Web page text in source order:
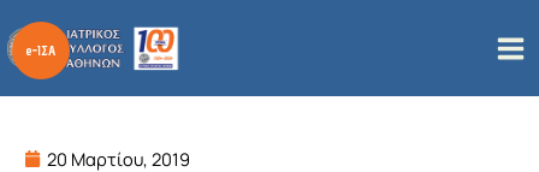
στο
περιεχόμενο
20 Μαρτίου, 2019